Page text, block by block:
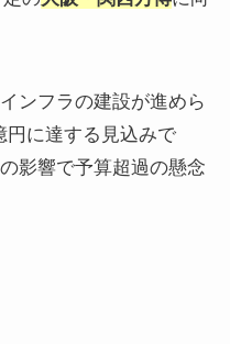
ンフラの建設が進めら
円に達する見込みで
影響で予算超過の懸念